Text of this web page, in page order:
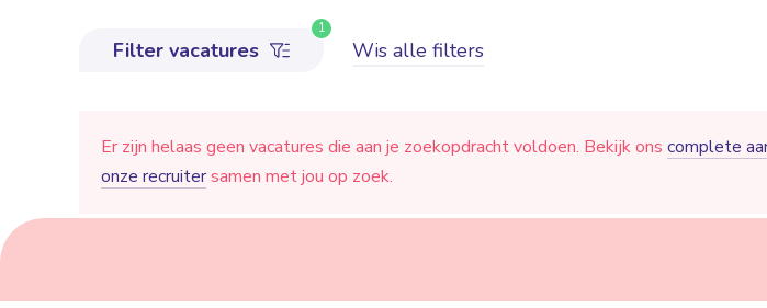
Filter vacatures
1
Wis alle filters
Er zijn helaas geen vacatures die aan je zoekopdracht voldoen. Bekijk ons complete
onze recruitersamen met jou op zoek.